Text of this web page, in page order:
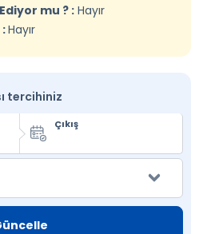
mu ? : Hayır
Hayır
tercihiniz
Çıkış